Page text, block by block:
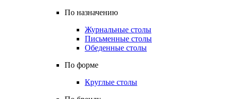
По назначению
Журнальные столы
Письменные столы
Обеденные столы
По форме
Круглые столы